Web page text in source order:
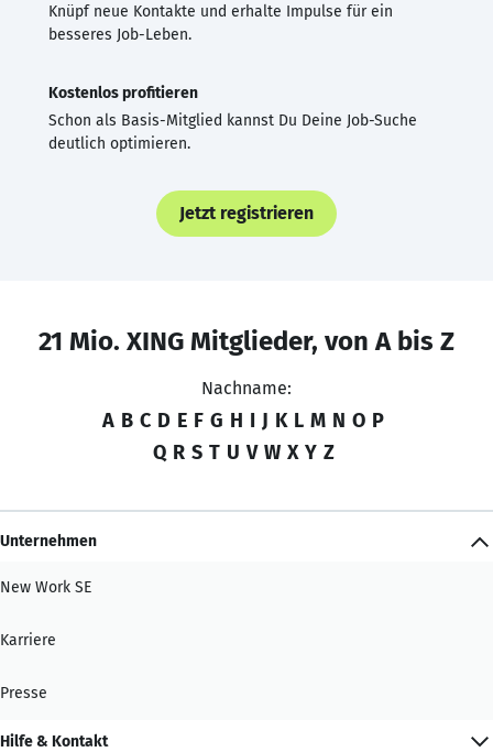
Knüpf neue Kontakte und erhalte Impulse für ein
besseres Job-Leben.
Kostenlos profitieren
Schon als Basis-Mitglied kannst Du Deine Job-Suche
deutlich optimieren.
Jetzt registrieren
21 Mio. XING Mitglieder, von A bis Z
Nachname:
A B C D E F G H I J K L M N O P
Q R S T U V W X Y Z
Unternehmen
New Work SE
Karriere
Presse
Hilfe & Kontakt